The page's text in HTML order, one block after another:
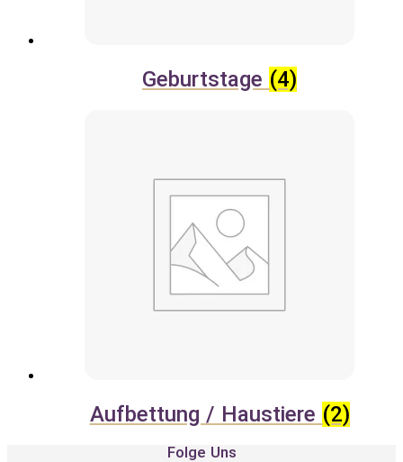
Geburtstage (4)
Aufbettung / Haustiere (2)
Folge Uns